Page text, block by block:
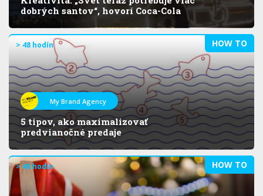
dobrých santov“, hovorí Coca-Cola
HOW TO
> 48 hodín
My Brand Agency
5 tipov, ako maximalizovať
predvianočné predaje
HOW TO
> 48 hodín